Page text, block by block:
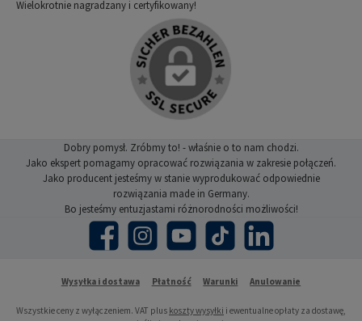
Wielokrotnie nagradzany i certyfikowany!
Dobry pomysł. Zróbmy to! - właśnie o to nam chodzi.
Jako ekspert pomagamy opracować rozwiązania w zakresie połączeń.
Jako producent jesteśmy w stanie wyprodukować odpowiednie
rozwiązania made in Germany.
Bo jesteśmy entuzjastami różnorodności możliwości!
Facebook Instagram YouTube TikTok LinkedIn
Wysyłka i dostawa Płatność Warunki Anulowanie
Wszystkie ceny z wyłączeniem. VAT plus koszty wysyłki i ewentualne opłaty za dostawę,